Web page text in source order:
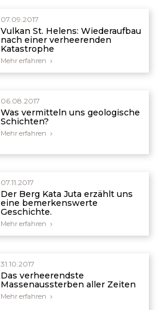
07.09.2017
Vulkan St. Helens: Wiederaufbau
nach einer verheerenden
Katastrophe
Mehr erfahren
06.08.2017
Was vermitteln uns geologische
Schichten?
Mehr erfahren
07.11.2017
Der Berg Kata Juta erzählt uns
eine bemerkenswerte
Geschichte.
Mehr erfahren
31.10.2017
Das verheerendste
Massenaussterben aller Zeiten
Mehr erfahren